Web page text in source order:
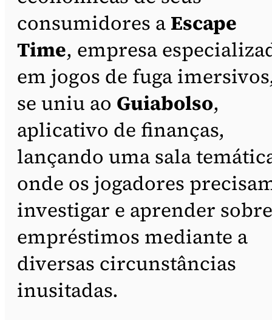
consumidores a Escape
Time, empresa
em jogos de fuga
se uniu ao Guiabolso,
aplicativo de finanças,
lançando uma sala
onde os jogadores
investigar e aprender sobre
empréstimos mediante a
diversas circunstâncias
inusitadas.